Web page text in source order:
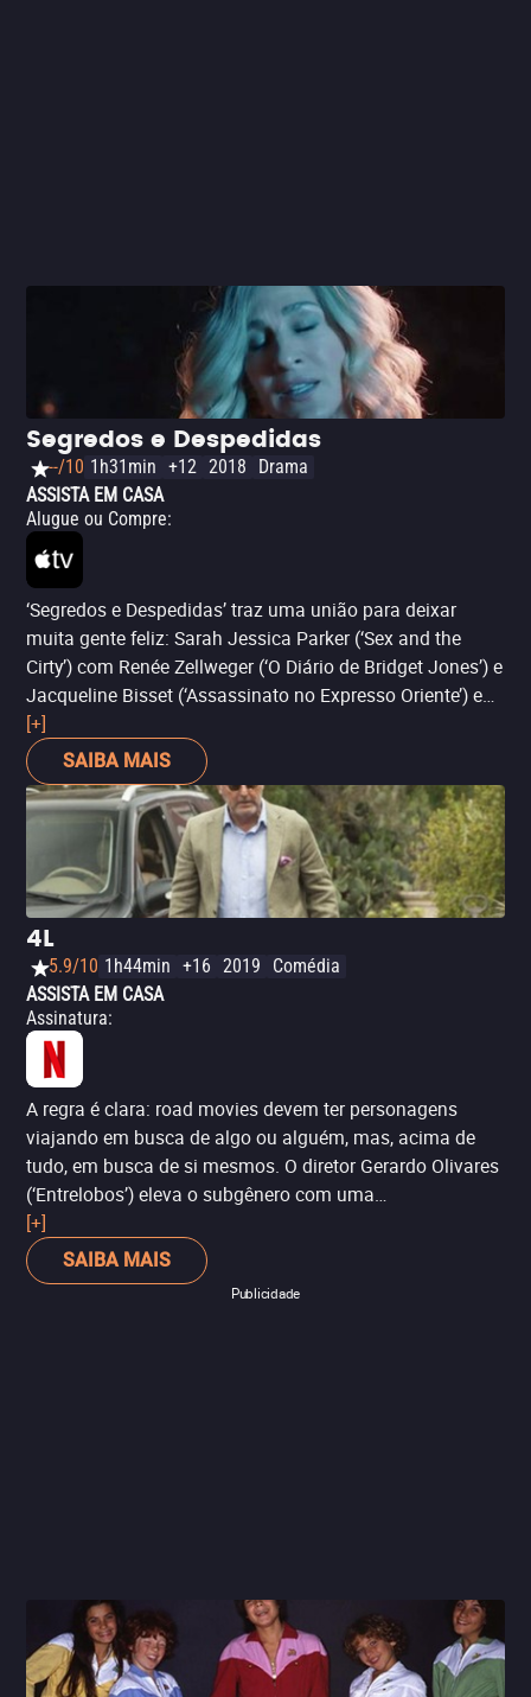
Segredos e Despedidas
--/10 1h31min +12 2018
Drama
ASSISTA EM CASA
Alugue ou Compre:
‘Segredos e Despedidas’ traz uma união para deixar
muita gente feliz: Sarah Jessica Parker (‘Sex and the
Cirty’) com Renée Zellweger (‘O Diário de Bridget Jones’) e
Jacqueline Bisset (‘Assassinato no Expresso Oriente’) em
uma história sobre vida, sonhos e os sacrifícios pela
carreira. Infelizmente, o longa falha ao envolver o público
na sua narrativa. Ainda assim, vale a pena assistir pelo
elenco – e pela ótima atuação de Parker. É mais uma
estreia exclusiva do streaming.
[+]
SAIBA MAIS
4L
5.9/10 1h44min +16 2019
Comédia
ASSISTA EM CASA
Assinatura:
A regra é clara: road movies devem ter personagens
viajando em busca de algo ou alguém, mas, acima de
tudo, em busca de si mesmos. O diretor Gerardo Olivares
(‘Entrelobos’) eleva o subgênero com uma
particularidade: ele trata a natureza como um
personagem da história. ‘4L’ nos faz refletir sobre o
mundo e o meio ambiente, ainda que o ritmo acelerado
[+]
SAIBA MAIS
Publicidade